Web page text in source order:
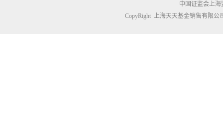
中国证监会上
CopyRight 上海天天基金销售有限